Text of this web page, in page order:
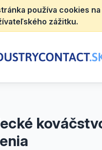
používa cookies
zážitku.